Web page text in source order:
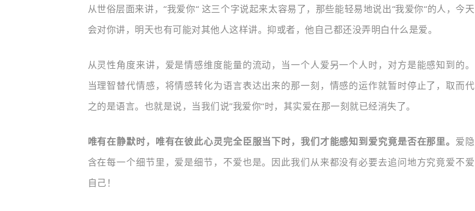
从世俗层面来讲，“我爱你“ 这三个字说起来太容易了，那些能轻易地说出“我爱你“的人，今天
会对你讲，明天也有可能对其他人这样讲。抑或者，他自己都还没弄明白什么是爱。
从灵性角度来讲，爱是情感维度能量的流动，当一个人爱另一个人时，对方是能感知到的。
当理智替代情感，将情感转化为语言表达出来的那一刻，情感的运作就暂时停止了，取而代
之的是语言。也就是说，当我们说”我爱你“时，其实爱在那一刻就已经消失了。
唯有在静默时，唯有在彼此心灵完全臣服当下时，我们才能感知到爱究竟是否在那里。 爱隐
含在每一个细节里，爱是细节，不爱也是。因此我们从来都没有必要去追问地方究竟爱不爱
自己！